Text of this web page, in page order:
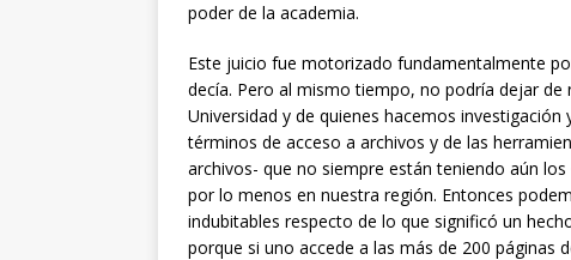
poder de la academia.
Este juicio fue motorizado fundamentalmente
decía. Pero al mismo tiempo, no podría dejar
Universidad y de quienes hacemos
términos de acceso a archivos y de las
archivos- que no siempre están teniendo aún
por lo menos en nuestra región. Entonces
indubitables respecto de lo que significó un
porque si uno accede a las más de 200 páginas